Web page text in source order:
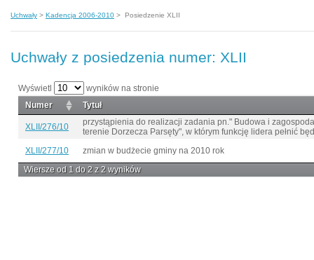
Uchwały > Kadencja 2006-2010 > Posiedzenie XLII
Uchwały z posiedzenia numer: XLII
Wyświetl
wyników na stronie
Numer
Tytuł
XLII/276/10
przystąpienia do realizacji zadania pn." Budowa i
terenie Dorzecza Parsęty", w którym funkcję lidera pełnić
XLII/277/10
zmian w budżecie gminy na 2010 rok
Wiersze od 1 do 2 z 2 wyników